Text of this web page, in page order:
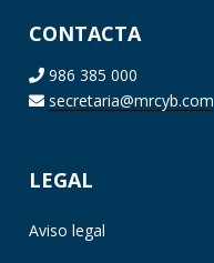
CONTACTA
986 385 000
secretaria@mrcyb.com
LEGAL
Aviso legal